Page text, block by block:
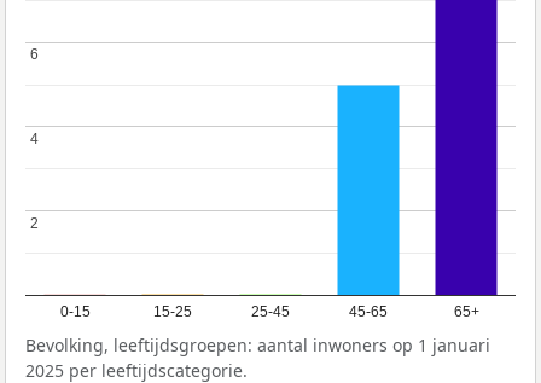
0-15 15-25 25-45 45-65 65+
2
2
4
4
6
6
Bevolking, leeftijdsgroepen: aantal inwoners op 1 januari
2025 per leeftijdscategorie.